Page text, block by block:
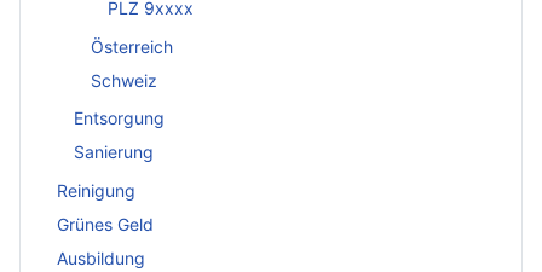
PLZ 9xxxx
Österreich
Schweiz
Entsorgung
Sanierung
Reinigung
Grünes Geld
Ausbildung